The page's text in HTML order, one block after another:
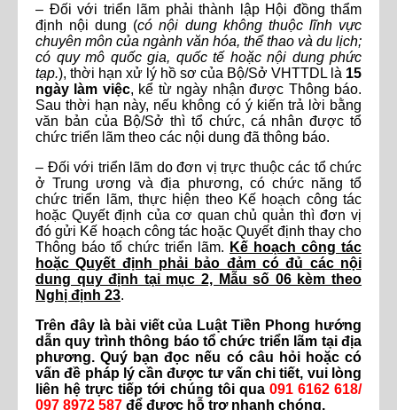
– Đối với triển lãm phải thành lập Hội đồng thẩm
định nội dung (có nội dung không thuộc lĩnh vực
chuyên môn của ngành văn hóa, thể thao và du lịch;
có quy mô quốc gia, quốc tế hoặc nội dung phức
tạp.), thời hạn xử lý hồ sơ của Bộ/Sở VHTTDL là 15
ngày làm việc, kể từ ngày nhận được Thông báo.
Sau thời hạn này, nếu không có ý kiến trả lời bằng
văn bản của Bộ/Sở thì tổ chức, cá nhân được tổ
chức triển lãm theo các nội dung đã thông báo.
– Đối với triển lãm do đơn vị trực thuộc các tổ chức
ở Trung ương và địa phương, có chức năng tổ
chức triển lãm, thực hiện theo Kế hoạch công tác
hoặc Quyết định của cơ quan chủ quản thì đơn vị
đó gửi Kế hoạch công tác hoặc Quyết định thay cho
Thông báo tổ chức triển lãm. Kế hoạch công tác
hoặc Quyết định phải bảo đảm có đủ các nội
dung quy định tại mục 2, Mẫu số 06 kèm theo
Nghị định 23.
Trên đây là bài viết của Luật Tiền Phong hướng
dẫn quy trình thông báo tổ chức triển lãm tại địa
phương. Quý bạn đọc nếu có câu hỏi hoặc có
vấn đề pháp lý cần được tư vấn chi tiết, vui lòng
liên hệ trực tiếp tới chúng tôi qua 091 6162 618/
097 8972 587 để được hỗ trợ nhanh chóng.